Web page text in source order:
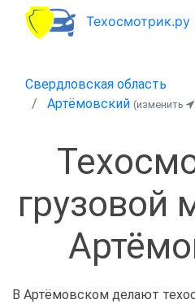
Техосмотрик.ру
Свердловская область
Артёмовский (изменить
грузовой
В Артёмовском делают